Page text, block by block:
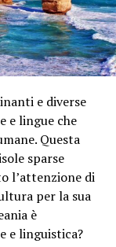
la velenosità
difesa contro la
come la luce
nellepiante
cui alcaloidi,
Queste
corpo degli
che vanno
alla morte.
e diverse
e lingue che
Questa
sparse
l’attenzione di
per la sua
è
e linguistica?